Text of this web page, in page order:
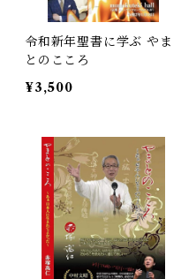
令和新年聖書に学ぶ やま
とのこころ
¥3,500